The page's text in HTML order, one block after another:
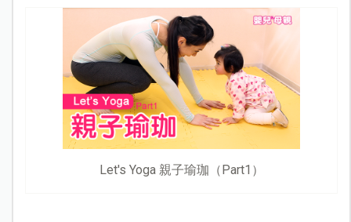
Let's Yoga 親子瑜珈（Part1）